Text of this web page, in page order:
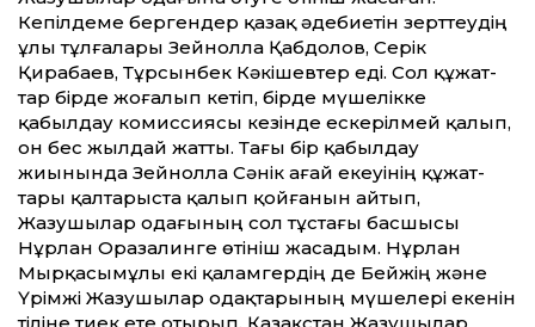
Кепілдеме бергендер қазақ әдебиетін зерт­теудің
ұлы тұлғалары Зейнолла Қабдолов, Серік
Қирабаев, Тұрсынбек Кәкішевтер еді. Сол құжат­
тар бірде жоғалып кетіп, бірде мүшелікке
қабылдау комиссиясы кезінде ескерілмей қалып,
он бес жылдай жат­ты. Тағы бір қабылдау
жиынында Зейнолла Сәнік ағай екеуінің құжат­
тары қалтарыста қалып қойғанын айтып,
Жазушылар одағының сол тұстағы басшысы
Нұрлан Оразалинге өтініш жасадым. Нұрлан
Мырқасымұлы екі қаламгердің де Бейжің және
Үрімжі Жазушылар одақтарының мүшелері екенін